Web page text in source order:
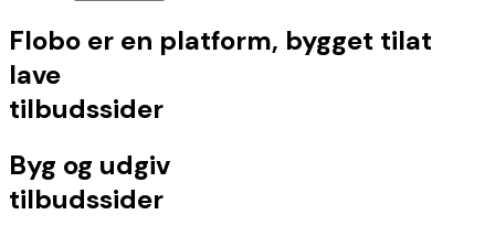
Flobo er en platform, bygget tilat
lave
tilbudssider
Byg og udgiv
tilbudssider